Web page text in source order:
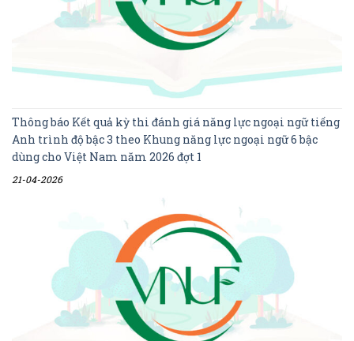
Thông báo Kết quả kỳ thi đánh giá năng lực ngoại ngữ tiếng
Anh trình độ bậc 3 theo Khung năng lực ngoại ngữ 6 bậc
dùng cho Việt Nam năm 2026 đợt 1
21-04-2026